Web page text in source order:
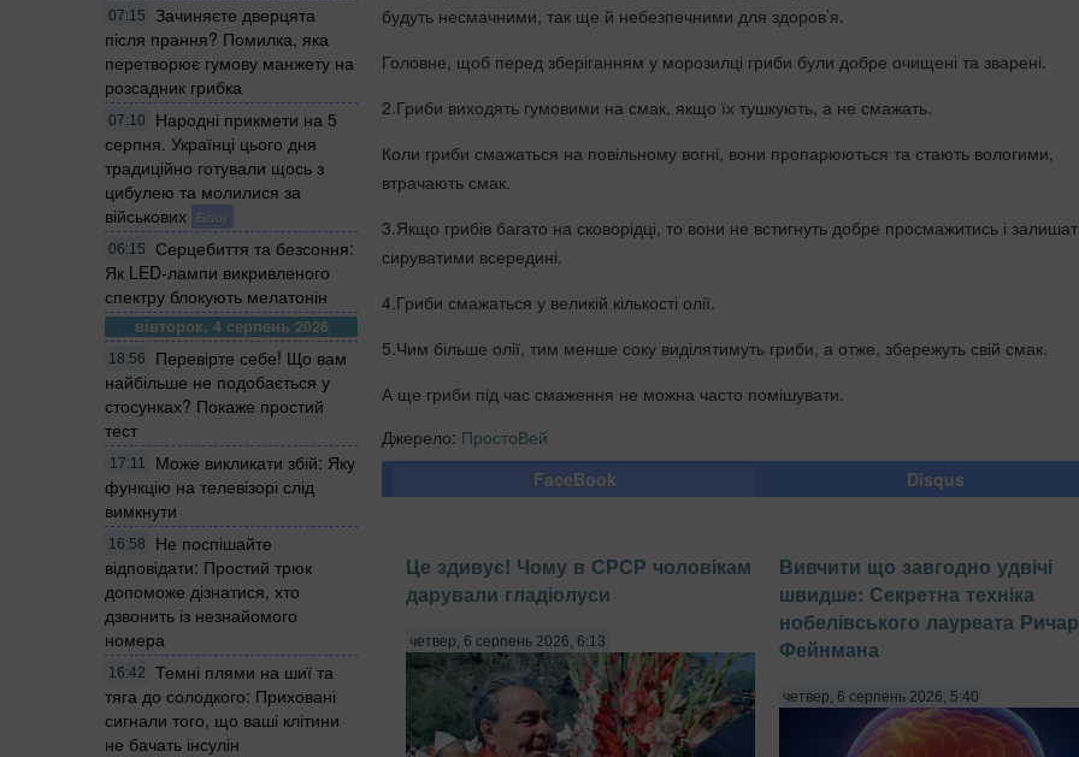
07:15
Зачиняєте дверцята
після прання? Помилка, яка
перетворює гумову манжету на
розсадник грибка
07:10
Народні прикмети на 5
серпня. Українці цього дня
традиційно готували щось з
цибулею та молилися за
військових Блог
06:15
Серцебиття та безсоння:
Як LED-лампи викривленого
спектру блокують мелатонін
вівторок, 4 серпень 2026
18:56
Перевірте себе! Що вам
найбільше не подобається у
стосунках? Покаже простий
тест
17:11
Може викликати збій: Яку
функцію на телевізорі слід
вимкнути
16:58
Не поспішайте
відповідати: Простий трюк
допоможе дізнатися, хто
дзвонить із незнайомого
номера
16:42
Темні плями на шиї та
тяга до солодкого: Приховані
сигнали того, що ваші клітини
не бачать інсулін
будуть несмачними, так ще й небезпечними для здоров’я.
Головне, щоб перед зберіганням у морозилці гриби були добре очищені та зварені.
2.Гриби виходять гумовими на смак, якщо їх тушкують, а не смажать.
Коли гриби смажаться на повільному вогні, вони пропарюються та стають вологими,
втрачають смак.
3.Якщо грибів багато на сковорідці, то вони не встигнуть добре просмажитись і
сируватими всередині.
4.Гриби смажаться у великій кількості олії.
5.Чим більше олії, тим менше соку виділятимуть гриби, а отже, збережуть свій смак.
А ще гриби під час смаження не можна часто помішувати.
Джерело: ПростоВей
FaceBook
Disqus
Це здивує! Чому в СРСР чоловікам
дарували гладіолуси
четвер, 6 серпень 2026, 6:13
Вивчити що завгодно удвічі
швидше: Секретна техніка
нобелівського лауреата
Фейнмана
четвер, 6 серпень 2026, 5:40